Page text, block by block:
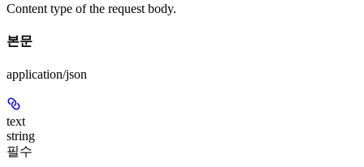
Content type of the request body.
본문
application/json
text
string
필수